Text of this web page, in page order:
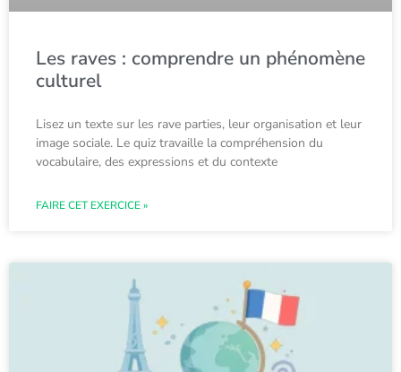
Les raves : comprendre un phénomène
culturel
Lisez un texte sur les rave parties, leur organisation et leur
image sociale. Le quiz travaille la compréhension du
vocabulaire, des expressions et du contexte
FAIRE CET EXERCICE »